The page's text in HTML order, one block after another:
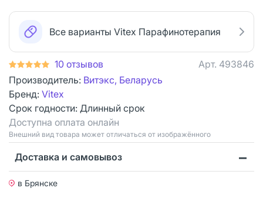
Все варианты Vitex Парафинотерапия
10 отзывов Арт. 493846
Производитель: Витэкс, Беларусь
Бренд: Vitex
Срок годности: Длинный срок
Доступна оплата онлайн
Bнешний вид товара может отличаться от изображённого
Доставка и самовывоз
в Брянске